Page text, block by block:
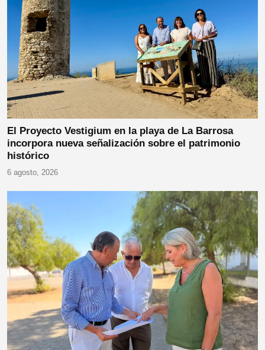
El Proyecto Vestigium en la playa de La Barrosa
incorpora nueva señalización sobre el patrimonio
histórico
6 agosto, 2026